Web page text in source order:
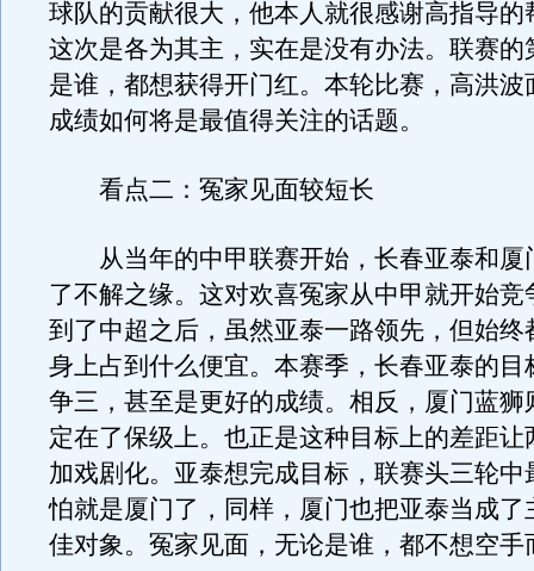
球队的贡献很大，他本人就很感谢高指导的
这次是各为其主，实在是没有办法。联赛的
是谁，都想获得开门红。本轮比赛，高洪波
成绩如何将是最值得关注的话题。
看点二：冤家见面较短长
从当年的中甲联赛开始，长春亚泰和厦
了不解之缘。这对欢喜冤家从中甲就开始竞
到了中超之后，虽然亚泰一路领先，但始终
身上占到什么便宜。本赛季，长春亚泰的目
争三，甚至是更好的成绩。相反，厦门蓝狮
定在了保级上。也正是这种目标上的差距让
加戏剧化。亚泰想完成目标，联赛头三轮中
怕就是厦门了，同样，厦门也把亚泰当成了
佳对象。冤家见面，无论是谁，都不想空手